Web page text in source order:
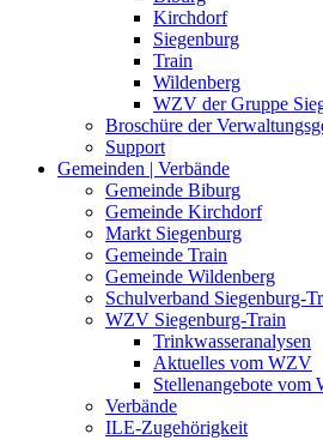
Kirchdorf
Siegenburg
Train
Wildenberg
WZV der Gruppe
Broschüre der
Support
Gemeinden | Verbände
Gemeinde Biburg
Gemeinde Kirchdorf
Markt Siegenburg
Gemeinde Train
Gemeinde Wildenberg
Schulverband Siegenburg-
WZV Siegenburg-Train
Trinkwasseranalysen
Aktuelles vom WZV
Stellenangebote vom
Verbände
ILE-Zugehörigkeit